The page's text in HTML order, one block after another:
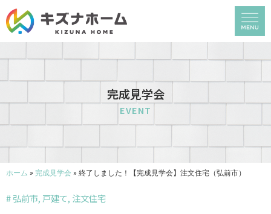
完成見学会
EVENT
ホーム » 完成見学会 » 終了しました！【完成見学会】注文住宅（弘前市）
#弘前市, 戸建て, 注文住宅